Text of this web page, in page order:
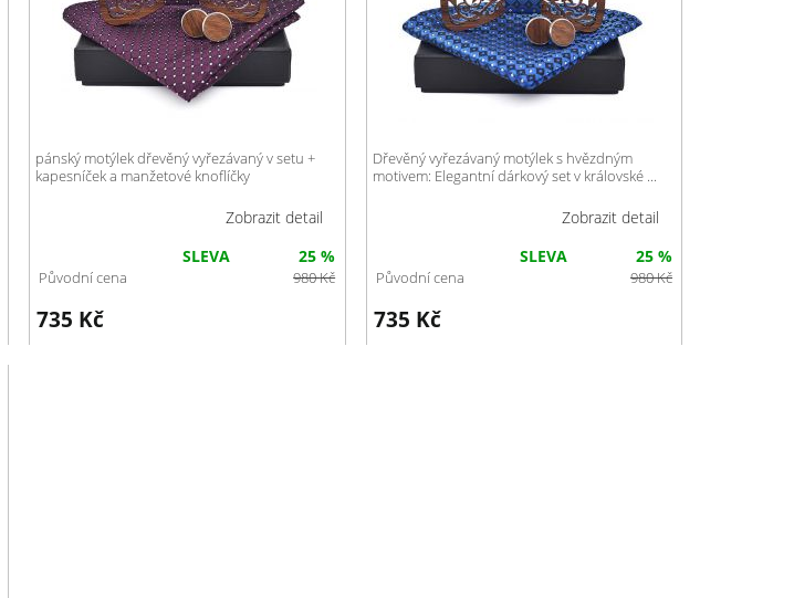
pánský motýlek dřevěný vyřezávaný v setu +
kapesníček a manžetové knoflíčky
Zobrazit detail
735 Kč
SLEVA 25 %
Původní cena 980Kč
Dřevěný vyřezávaný motýlek s hvězdným
motivem: Elegantní dárkový set v královské ...
Zobrazit detail
735 Kč
SLEVA 25 %
Původní cena 980Kč